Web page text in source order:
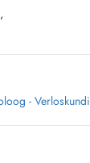
-